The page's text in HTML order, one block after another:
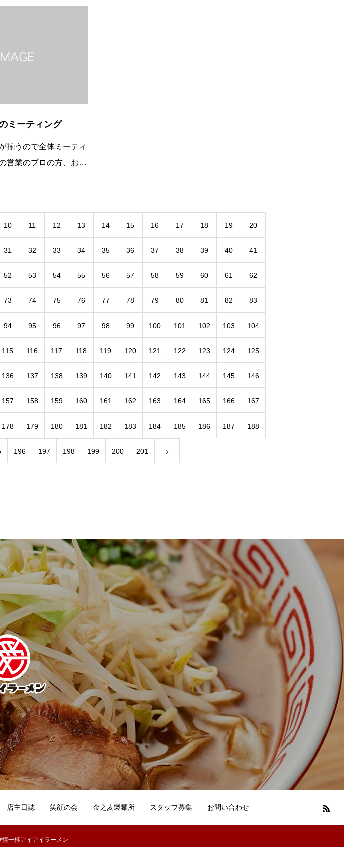
どで、意識、精神、改
ミーティング
揃うので全体ミーティ
営業のプロの方、お二
場力が大事だと…。。
10 11 12 13 14 15 16 17 18 19 20
31 32 33 34 35 36 37 38 39 40 41
52 53 54 55 56 57 58 59 60 61 62
73 74 75 76 77 78 79 80 81 82 83
94 95 96 97 98 99 100 101 102 103 104
115 116 117 118 119 120 121 122 123 124 125
136 137 138 139 140 141 142 143 144 145 146
157 158 159 160 161 162 163 164 165 166 167
178 179 180 181 182 183 184 185 186 187 188
196 197 198 199 200 201
店主日誌 笑顔の会 金之麦製麺所 スタッフ募集 お問い合わせ
一杯アイアイラーメン